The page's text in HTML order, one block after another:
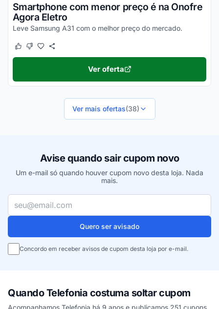
Smartphone com menor preço é na Onofre
Agora Eletro
Leve Samsung A31 com o melhor preço do mercado.
Este cupom funcionou
Este cupom não funcionou
Ver oferta
Ver mais ofertas(38)
Avise quando sair cupom novo
Um e-mail só quando houver cupom novo desta loja. Nada
mais.
Seu e-mail
Quero ser avisado
Concordo em receber avisos de cupom desta loja por e-mail.
Quando Telefonia costuma soltar cupom
Acompanhamos Telefonia há 9 anos e publicamos 251 cupons